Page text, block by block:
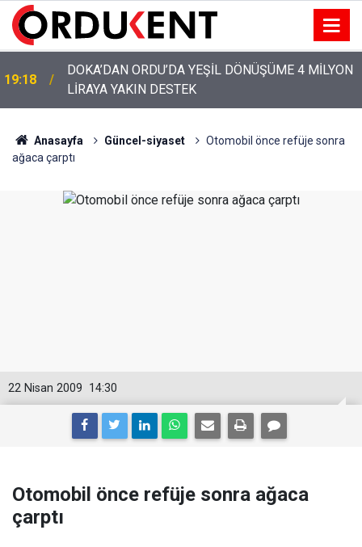
12:46
YENİ PARTİ’NİN ORDU’DAKİ 69 KİŞİLİK KURUCU
KADROSU AÇIKLANDI
Anasayfa Güncel-siyaset
Otomobil önce refüje sonra
ağaca çarptı
14:30
22 Nisan 2009
Otomobil önce refüje sonra ağaca
çarptı